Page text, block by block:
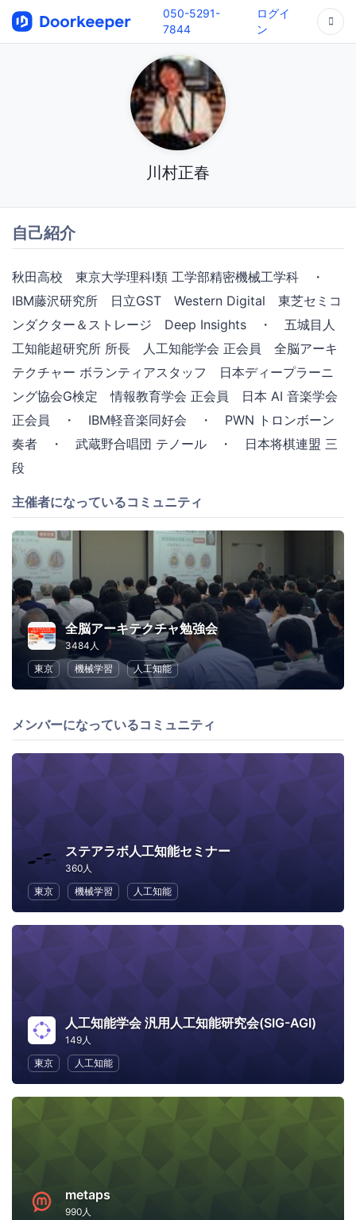
050-5291-
7844
ログイ
ン
川村正春
自己紹介
秋田高校 東京大学理科Ⅰ類 工学部精密機械工学科 ・
IBM藤沢研究所 日立GST Western Digital 東芝セミコ
ンダクター＆ストレージ Deep Insights ・ 五城目人
工知能超研究所 所長 人工知能学会 正会員 全脳アーキ
テクチャー ボランティアスタッフ 日本ディープラーニ
ング協会G検定 情報教育学会 正会員 日本 AI 音楽学会
正会員 ・ IBM軽音楽同好会 ・ PWN トロンボーン
奏者 ・ 武蔵野合唱団 テノール ・ 日本将棋連盟 三
段
主催者になっているコミュニティ
全脳アーキテクチャ勉強会
3484人
東京
機械学習 人工知能
メンバーになっているコミュニティ
ステアラボ人工知能セミナー
360人
東京
機械学習 人工知能
人工知能学会 汎用人工知能研究会(SIG-AGI)
149人
東京
人工知能
metaps
990人